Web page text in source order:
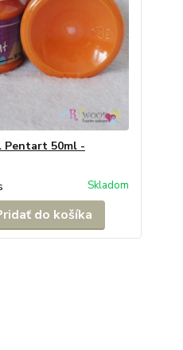
Pentart 50ml -
Skladom
do košíka